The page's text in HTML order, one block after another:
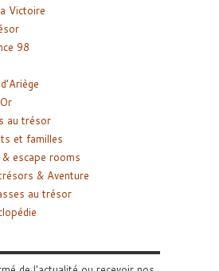
Victoire
98
au trésor
et familles
escape rooms
& Aventure
au trésor